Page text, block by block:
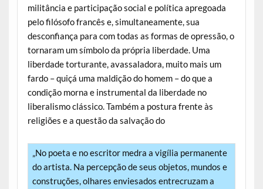
militância e participação social e política apregoada
pelo filósofo francês e, simultaneamente, sua
desconfiança para com todas as formas de opressão, o
tornaram um símbolo da própria liberdade. Uma
liberdade torturante, avassaladora, muito mais um
fardo – quiçá uma maldição do homem – do que a
condição morna e instrumental da liberdade no
liberalismo clássico. Também a postura frente às
religiões e a questão da salvação do
„No poeta e no escritor medra a vigília permanente
do artista. Na percepção de seus objetos, mundos e
construções, olhares enviesados entrecruzam a